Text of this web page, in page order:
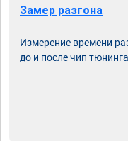
Замер разгона
Измерение времени
до и после чип тюнинга